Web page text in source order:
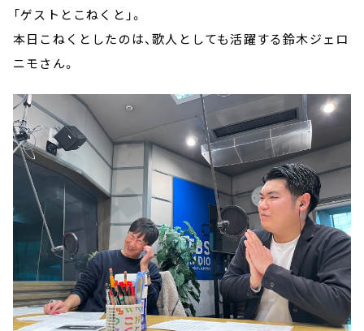
「ゲストとこねくと」。
本日こねくとしたのは、歌人としても活躍する鈴木ジェロ
ニモさん。